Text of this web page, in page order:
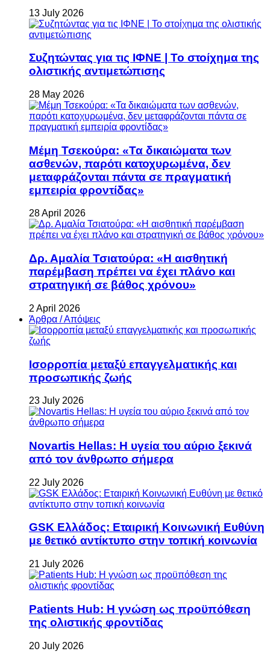
13 July 2026
Συζητώντας για τις ΙΦΝΕ | Το στοίχημα της
ολιστικής αντιμετώπισης
28 May 2026
Μέμη Τσεκούρα: «Τα δικαιώματα των
ασθενών, παρότι κατοχυρωμένα, δεν
μεταφράζονται πάντα σε πραγματική
εμπειρία φροντίδας»
28 April 2026
Δρ. Αμαλία Τσιατούρα: «Η αισθητική
παρέμβαση πρέπει να έχει πλάνο και
στρατηγική σε βάθος χρόνου»
2 April 2026
Άρθρα / Απόψεις
Ισορροπία μεταξύ επαγγελματικής και
προσωπικής ζωής
23 July 2026
Novartis Hellas: Η υγεία του αύριο ξεκινά
από τον άνθρωπο σήμερα
22 July 2026
GSK Ελλάδος: Εταιρική Κοινωνική Ευθύνη
με θετικό αντίκτυπο στην τοπική κοινωνία
21 July 2026
Patients Hub: Η γνώση ως προϋπόθεση
της ολιστικής φροντίδας
20 July 2026